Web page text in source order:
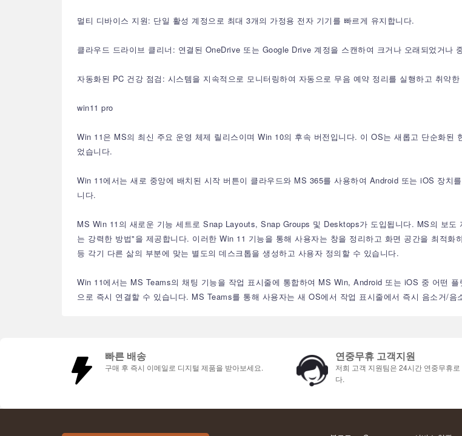
멀티 디바이스 지원: 단일 활성 계정으로 최대 3개의 가정용 전자 기기를 빠르게 유지합니다.
클라우드 드라이브 클리너: 연결된 OneDrive 또는 Google Drive 계정을 스캔하여 크거나 오래되었거나
자동화된 PC 건강 점검: 시스템을 지속적으로 모니터링하여 자동으로 무음 예약 정리를 실행하고 취약
win11 pro
Win 11은 MS의 최신 주요 운영 체제 릴리스이며 Win 10의 후속 버전입니다. 이 OS는 새롭고 단순화된
었습니다.
Win 11에서는 새로 중앙에 배치된 시작 버튼이 클라우드와 MS 365를 사용하여 Android 또는 iOS 장치
니다.
MS Win 11의 새로운 기능 세트로 Snap Layouts, Snap Groups 및 Desktops가 도입됩니다. MS의 보
는 강력한 방법"을 제공합니다. 이러한 Win 11 기능을 통해 사용자는 창을 정리하고 화면 공간을 최적
등 각기 다른 삶의 부분에 맞는 별도의 데스크톱을 생성하고 사용자 정의할 수 있습니다.
Win 11에서는 MS Teams의 채팅 기능을 작업 표시줄에 통합하여 MS Win, Android 또는 iOS 중 어떤
으로 즉시 연결할 수 있습니다. MS Teams를 통해 사용자는 새 OS에서 작업 표시줄에서 즉시 음소거/
빠른 배송
구매 후 즉시 이메일로 디지털 제품을 받아보세요.
연중무휴 고객지원
저희 고객 지원팀은 24시간 연중무휴로
다.